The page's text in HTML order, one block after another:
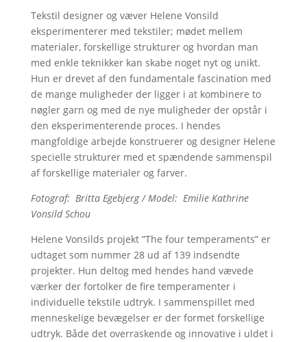
Tekstil designer og væver Helene Vonsild
eksperimenterer med tekstiler; mødet mellem
materialer, forskellige strukturer og hvordan man
med enkle teknikker kan skabe noget nyt og unikt.
Hun er drevet af den fundamentale fascination med
de mange muligheder der ligger i at kombinere to
nøgler garn og med de nye muligheder der opstår i
den eksperimenterende proces. I hendes
mangfoldige arbejde konstruerer og designer Helene
specielle strukturer med et spændende sammenspil
af forskellige materialer og farver.
Fotograf: Britta Egebjerg / Model: Emilie Kathrine
Vonsild Schou
Helene Vonsilds projekt ”The four temperaments” er
udtaget som nummer 28 ud af 139 indsendte
projekter. Hun deltog med hendes hand vævede
værker der fortolker de fire temperamenter i
individuelle tekstile udtryk. I sammenspillet med
menneskelige bevægelser er der formet forskellige
udtryk. Både det overraskende og innovative i uldet i